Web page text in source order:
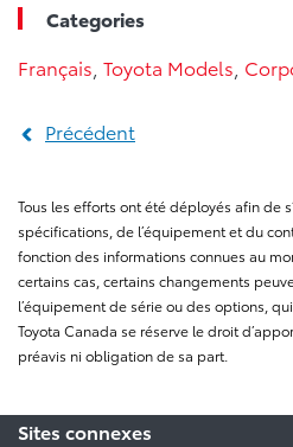
Categories
Français Toyota Models
Précédent
Tous les efforts ont été déployés afin de
spécifications, de l’équipement et du
fonction des informations connues au
certains cas, certains changements
l’équipement de série ou des options,
Toyota Canada se réserve le droit
préavis ni obligation de sa part.
Sites connexes